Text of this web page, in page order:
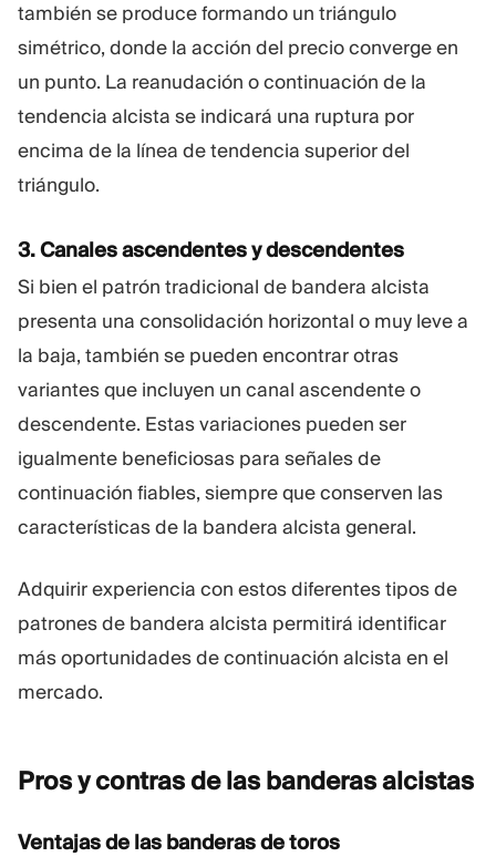
también se produce formando un triángulo
simétrico, donde la acción del precio converge en
un punto. La reanudación o continuación de la
tendencia alcista se indicará una ruptura por
encima de la línea de tendencia superior del
triángulo.
3. Canales ascendentes y descendentes
Si bien el patrón tradicional de bandera alcista
presenta una consolidación horizontal o muy leve a
la baja, también se pueden encontrar otras
variantes que incluyen un canal ascendente o
descendente. Estas variaciones pueden ser
igualmente beneficiosas para señales de
continuación fiables, siempre que conserven las
características de la bandera alcista general.
Adquirir experiencia con estos diferentes tipos de
patrones de bandera alcista permitirá identificar
más oportunidades de continuación alcista en el
mercado.
Pros y contras de las banderasalcistas
Ventajas de las banderas de toros